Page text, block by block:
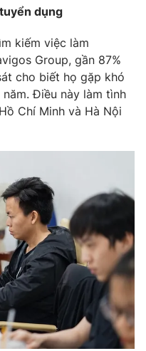
video
Thể thao
động sản
dụng
kiếm việc làm
Group, gần 87%
cho biết họ gặp khó
Điều này làm tình
Chí Minh và Hà Nội